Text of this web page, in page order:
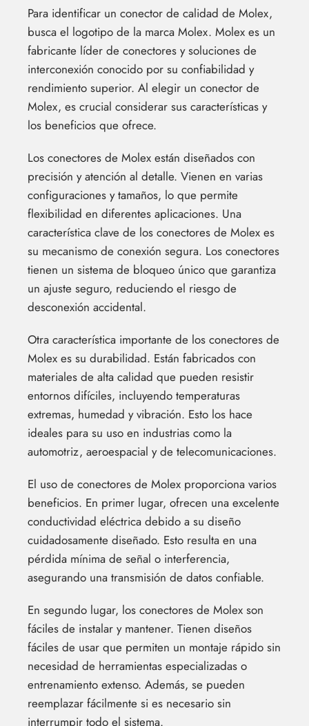
Para identificar un conector de calidad de Molex,
busca el logotipo de la marca Molex. Molex es un
fabricante líder de conectores y soluciones de
interconexión conocido por su confiabilidad y
rendimiento superior. Al elegir un conector de
Molex, es crucial considerar sus características y
los beneficios que ofrece.
Los conectores de Molex están diseñados con
precisión y atención al detalle. Vienen en varias
configuraciones y tamaños, lo que permite
flexibilidad en diferentes aplicaciones. Una
característica clave de los conectores de Molex es
su mecanismo de conexión segura. Los conectores
tienen un sistema de bloqueo único que garantiza
un ajuste seguro, reduciendo el riesgo de
desconexión accidental.
Otra característica importante de los conectores de
Molex es su durabilidad. Están fabricados con
materiales de alta calidad que pueden resistir
entornos difíciles, incluyendo temperaturas
extremas, humedad y vibración. Esto los hace
ideales para su uso en industrias como la
automotriz, aeroespacial y de telecomunicaciones.
El uso de conectores de Molex proporciona varios
beneficios. En primer lugar, ofrecen una excelente
conductividad eléctrica debido a su diseño
cuidadosamente diseñado. Esto resulta en una
pérdida mínima de señal o interferencia,
asegurando una transmisión de datos confiable.
En segundo lugar, los conectores de Molex son
fáciles de instalar y mantener. Tienen diseños
fáciles de usar que permiten un montaje rápido sin
necesidad de herramientas especializadas o
entrenamiento extenso. Además, se pueden
reemplazar fácilmente si es necesario sin
interrumpir todo el sistema.